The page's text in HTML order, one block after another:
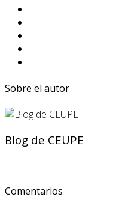
Sobre el autor
Blog de CEUPE
Comentarios